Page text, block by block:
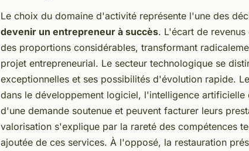
Le choix du domaine d'activité représente l'une des
devenir un entrepreneur à succès. L'écart de
des proportions considérables, transformant
projet entrepreneurial. Le secteur technologique se
exceptionnelles et ses possibilités d'évolution rapide.
dans le développement logiciel, l'intelligence
d'une demande soutenue et peuvent facturer leurs
valorisation s'explique par la rareté des compétences
ajoutée de ces services. À l'opposé, la restauration